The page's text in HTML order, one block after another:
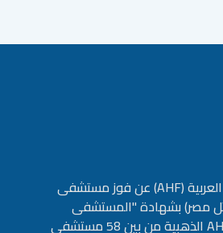
أعلن اتحاد المستشفيات العربية (AHF) عن فوز مستشفى
مصر) بشهادة "المستشفى
النموذجي" في مبادرة AHF الذهبية من بين 58 مستشفى